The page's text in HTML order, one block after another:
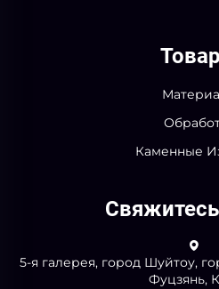
Каменные
5-я галерея, город Шуйтоу,
Фуцзянь,